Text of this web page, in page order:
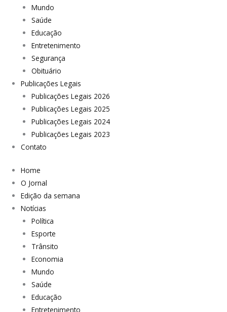
Mundo
Saúde
Educação
Entretenimento
Segurança
Obituário
Publicações Legais
Publicações Legais 2026
Publicações Legais 2025
Publicações Legais 2024
Publicações Legais 2023
Contato
Home
O Jornal
Edição da semana
Notícias
Política
Esporte
Trânsito
Economia
Mundo
Saúde
Educação
Entretenimento